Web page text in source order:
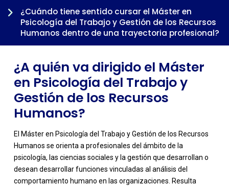
¿Cuándo tiene sentido cursar el Máster en
Psicología del Trabajo y Gestión de los Recursos
Humanos dentro de una trayectoria profesional?
¿A quién va dirigido el Máster
en Psicología del Trabajo y
Gestión de los Recursos
Humanos?
El Máster en Psicología del Trabajo y Gestión de los Recursos
Humanos se orienta a profesionales del ámbito de la
psicología, las ciencias sociales y la gestión que desarrollan o
desean desarrollar funciones vinculadas al análisis del
comportamiento humano en las organizaciones. Resulta